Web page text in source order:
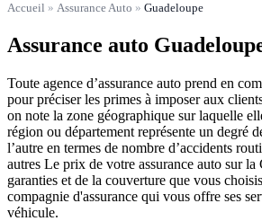
Accueil » Assurance Auto » Guadeloupe
Assurance auto
Toute agence d’assurance auto prend en
pour préciser les primes à imposer aux
on note la zone géographique sur laquelle
région ou département représente un degré
l’autre en termes de nombre d’accidents
autres Le prix de votre assurance auto sur la
garanties et de la couverture que vous
compagnie d'assurance qui vous offre ses
véhicule.